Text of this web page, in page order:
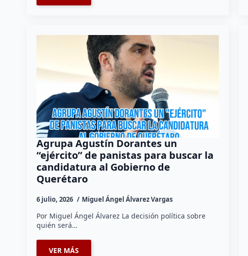
Agrupa Agustín Dorantes un
“ejército” de panistas para buscar la
candidatura al Gobierno de
Querétaro
6 julio, 2026 Miguel Ángel Álvarez Vargas
Por Miguel Ángel Álvarez La decisión política sobre
quién será…
VER MÁS